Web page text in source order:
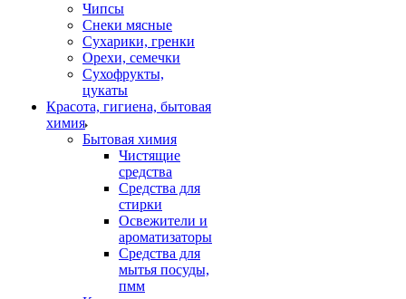
Чипсы
Снеки мясные
Сухарики, гренки
Орехи, семечки
Сухофрукты,
цукаты
Красота, гигиена, бытовая
химия
Бытовая химия
Чистящие
средства
Средства для
стирки
Освежители и
ароматизаторы
Средства для
мытья посуды,
пмм